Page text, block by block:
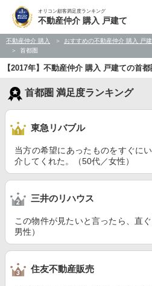
オリコン顧客満足度ランキング
不動産仲介 購入 戸建て
不動産仲介 購入 おすすめの不動産仲介 購入 戸
首都圏
【2017年】不動産仲介 購入 戸建ての首
首都圏 満足度ランキング
東急リバブル
当方の希望にあったものをすぐに
介してくれた。（50代／女性）
三井のリハウス
この物件が見たいと言ったら、直
男性）
住友不動産販売